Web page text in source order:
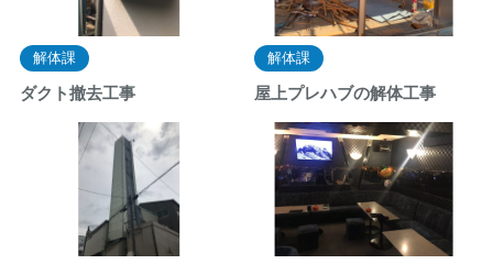
解体課
ダクト撤去工事
解体課
屋上プレハブの解体工事